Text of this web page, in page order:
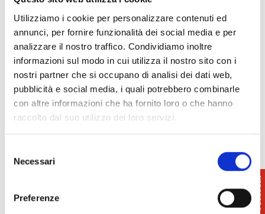
Utilizziamo i cookie per personalizzare contenuti ed
annunci, per fornire funzionalità dei social media e per
analizzare il nostro traffico. Condividiamo inoltre
informazioni sul modo in cui utilizza il nostro sito con i
nostri partner che si occupano di analisi dei dati web,
pubblicità e social media, i quali potrebbero combinarle
con altre informazioni che ha fornito loro o che hanno
raccolto dal suo utilizzo dei loro servizi.
delNecessari
Preferenze
seminari, eventi teatrali o musicali, corsi di
formazione, attività didattiche per scuole, laboratori
artistici, attività specifiche per disabili.